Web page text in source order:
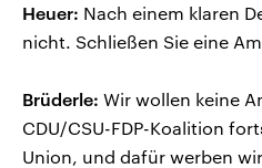
Heuer: Nach einem klaren
nicht. Schließen Sie eine
Brüderle: Wir wollen keine
CDU/CSU-FDP-Koalition
Union, und dafür werben